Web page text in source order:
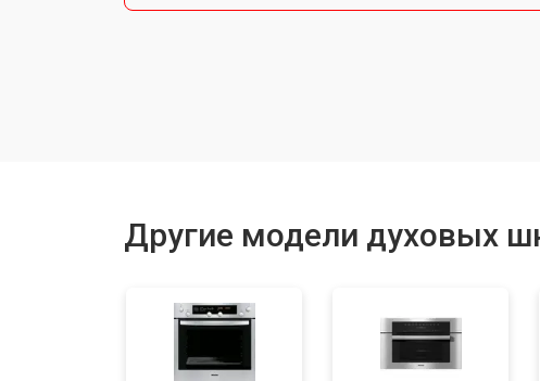
Другие модели духовых